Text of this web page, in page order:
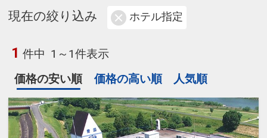
現在の絞り込み ホテル指定
1 件中 1～1件表示
価格の安い順
価格の高い順 人気順